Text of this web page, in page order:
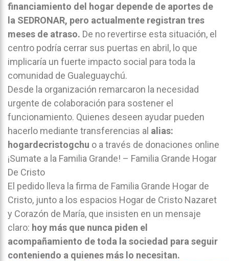
financiamiento del hogar depende de aportes de
la SEDRONAR, pero actualmente registran tres
meses de atraso. De no revertirse esta situación, el
centro podría cerrar sus puertas en abril, lo que
implicaría un fuerte impacto social para toda la
comunidad de Gualeguaychú.
Desde la organización remarcaron la necesidad
urgente de colaboración para sostener el
funcionamiento. Quienes deseen ayudar pueden
hacerlo mediante transferencias al alias:
hogardecristogchu o a través de donaciones online
¡Sumate a la Familia Grande! – Familia Grande Hogar
De Cristo
El pedido lleva la firma de Familia Grande Hogar de
Cristo, junto a los espacios Hogar de Cristo Nazaret
y Corazón de María, que insisten en un mensaje
claro: hoy más que nunca piden el
acompañamiento de toda la sociedad para seguir
conteniendo a quienes más lo necesitan.